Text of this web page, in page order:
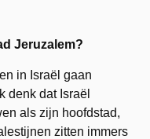
Jeruzalem?
in Israël gaan
denk dat Israël
als zijn hoofdstad,
zitten immers